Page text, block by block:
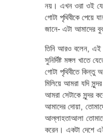
নয়। এখন ওরা ওই যে
গোটা পৃথিবীকে পেয়ে
জানে- এটা আমাদের
তিনি আরও বলেন, এই
সুনির্দিষ্ট মঙ্গল
গোটা পৃথিবীতে কিন্তু
মিলিয়ে আমরা যদি
আমরা সেটাকে সুন্দর
আমাদের দোয়া,
আল্লাহতাআলা
করেন। একটা দেশে